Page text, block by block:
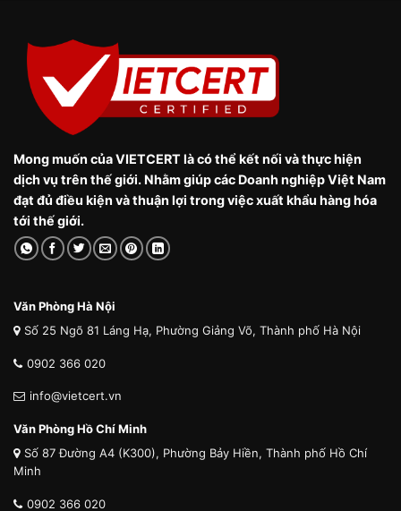
Mong muốn của VIETCERT là có thể kết nối và thực hiện
dịch vụ trên thế giới. Nhằm giúp các Doanh nghiệp Việt Nam
đạt đủ điều kiện và thuận lợi trong việc xuất khẩu hàng hóa
tới thế giới.
Văn Phòng Hà Nội
Số 25 Ngõ 81 Láng Hạ, Phường Giảng Võ, Thành phố Hà Nội
0902 366 020
info@vietcert.vn
Văn Phòng Hồ Chí Minh
Số 87 Đường A4 (K300), Phường Bảy Hiền, Thành phố Hồ Chí
Minh
0902 366 020